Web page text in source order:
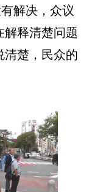
解决，众议
解释清楚问题
清楚，民众的